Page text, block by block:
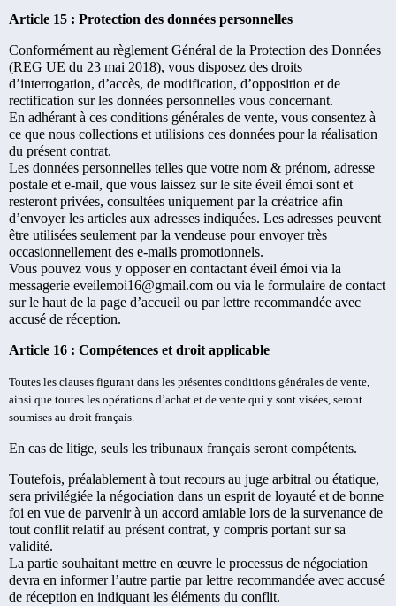
Article 15 : Protection des données personnelles
Conformément au règlement Général de la Protection des Données
(REG UE du 23 mai 2018), vous disposez des droits
d’interrogation, d’accès, de modification, d’opposition et de
rectification sur les données personnelles vous concernant.
En adhérant à ces conditions générales de vente, vous consentez à
ce que nous collections et utilisions ces données pour la réalisation
du présent contrat.
Les données personnelles telles que votre nom & prénom, adresse
postale et e-mail, que vous laissez sur le site éveil émoi sont et
resteront privées, consultées uniquement par la créatrice afin
d’envoyer les articles aux adresses indiquées. Les adresses peuvent
être utilisées seulement par la vendeuse pour envoyer très
occasionnellement des e-mails promotionnels.
Vous pouvez vous y opposer en contactant éveil émoi via la
messagerie eveilemoi16@gmail.com ou via le formulaire de contact
sur le haut de la page d’accueil ou par lettre recommandée avec
accusé de réception.
Article 16 : Compétences et droit applicable
Toutes les clauses figurant dans les présentes conditions générales de vente,
ainsi que toutes les opérations d’achat et de vente qui y sont visées, seront
soumises au droit français.
En cas de litige, seuls les tribunaux français seront compétents.
Toutefois, préalablement à tout recours au juge arbitral ou étatique,
sera privilégiée la négociation dans un esprit de loyauté et de bonne
foi en vue de parvenir à un accord amiable lors de la survenance de
tout conflit relatif au présent contrat, y compris portant sur sa
validité.
La partie souhaitant mettre en œuvre le processus de négociation
devra en informer l’autre partie par lettre recommandée avec accusé
de réception en indiquant les éléments du conflit.